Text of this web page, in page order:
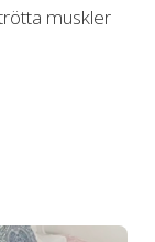
muskler